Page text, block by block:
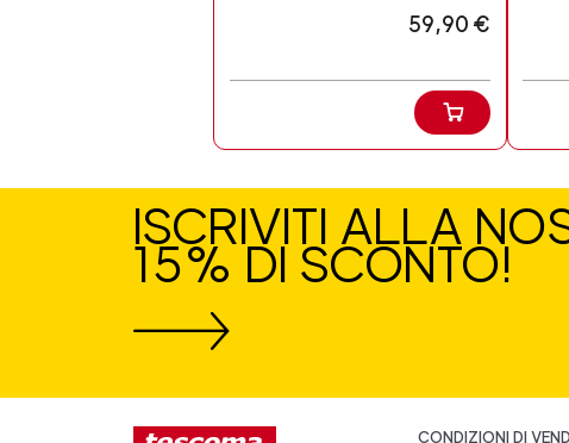
59,90 €
ISCRIVITI ALLA
15% DI SCONTO!
CONDIZIONI DI